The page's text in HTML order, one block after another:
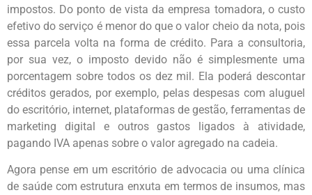
impostos. Do ponto de vista da empresa tomadora, o custo
efetivo do serviço é menor do que o valor cheio da nota, pois
essa parcela volta na forma de crédito. Para a consultoria,
por sua vez, o imposto devido não é simplesmente uma
porcentagem sobre todos os dez mil. Ela poderá descontar
créditos gerados, por exemplo, pelas despesas com aluguel
do escritório, internet, plataformas de gestão, ferramentas de
marketing digital e outros gastos ligados à atividade,
pagando IVA apenas sobre o valor agregado na cadeia.
Agora pense em um escritório de advocacia ou uma clínica
de saúde com estrutura enxuta em termos de insumos, mas